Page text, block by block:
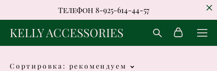
Телефон 8-925-614-44-57
KELLY ACCESSORIES
Сортировка: рекомендуем